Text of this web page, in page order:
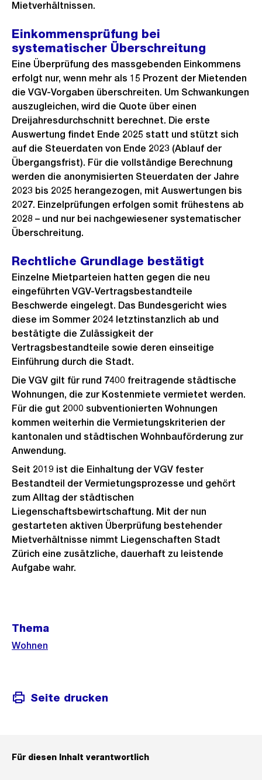
Mietverhältnissen.
Einkommensprüfung bei
systematischer Überschreitung
Eine Überprüfung des massgebenden Einkommens
erfolgt nur, wenn mehr als 15 Prozent der Mietenden
die VGV-Vorgaben überschreiten. Um Schwankungen
auszugleichen, wird die Quote über einen
Dreijahresdurchschnitt berechnet. Die erste
Auswertung findet Ende 2025 statt und stützt sich
auf die Steuerdaten von Ende 2023 (Ablauf der
Übergangsfrist). Für die vollständige Berechnung
werden die anonymisierten Steuerdaten der Jahre
2023 bis 2025 herangezogen, mit Auswertungen bis
2027. Einzelprüfungen erfolgen somit frühestens ab
2028 – und nur bei nachgewiesener systematischer
Überschreitung.
Rechtliche Grundlage bestätigt
Einzelne Mietparteien hatten gegen die neu
eingeführten VGV-Vertragsbestandteile
Beschwerde eingelegt. Das Bundesgericht wies
diese im Sommer 2024 letztinstanzlich ab und
bestätigte die Zulässigkeit der
Vertragsbestandteile sowie deren einseitige
Einführung durch die Stadt.
Die VGV gilt für rund 7400 freitragende städtische
Wohnungen, die zur Kostenmiete vermietet werden.
Für die gut 2000 subventionierten Wohnungen
kommen weiterhin die Vermietungskriterien der
kantonalen und städtischen Wohnbauförderung zur
Anwendung.
Seit 2019 ist die Einhaltung der VGV fester
Bestandteil der Vermietungsprozesse und gehört
zum Alltag der städtischen
Liegenschaftsbewirtschaftung. Mit der nun
gestarteten aktiven Überprüfung bestehender
Mietverhältnisse nimmt Liegenschaften Stadt
Zürich eine zusätzliche, dauerhaft zu leistende
Aufgabe wahr.
Weitere
Informationen
Thema
Wohnen
Seite drucken
Für diesen Inhalt verantwortlich